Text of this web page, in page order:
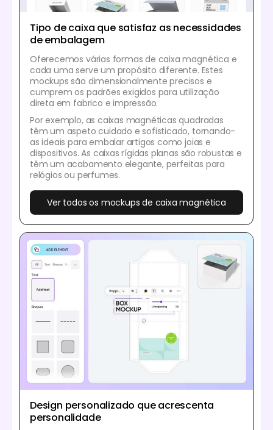
Tipo de caixa que satisfaz as necessidades
de embalagem
Oferecemos várias formas de caixa magnética e
cada uma serve um propósito diferente. Estes
mockups são dimensionalmente precisos e
cumprem os padrões exigidos para utilização
direta em fabrico e impressão.
Por exemplo, as caixas magnéticas quadradas
têm um aspeto cuidado e sofisticado, tornando-
as ideais para embalar artigos como joias e
dispositivos. As caixas rígidas planas são robustas e
têm um acabamento elegante, perfeitas para
relógios ou perfumes.
Ver todos os mockups de caixa magnética
Design personalizado que acrescenta
personalidade